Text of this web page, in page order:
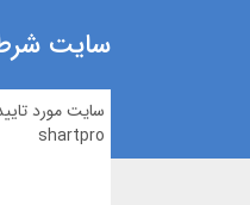
سایت شرط
سایت مورد
shartpro